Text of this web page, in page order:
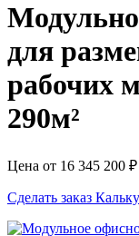
для
рабочих
290м²
Цена от 16 345 200 ₽
Сделать заказ